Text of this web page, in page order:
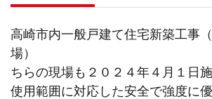
高崎市内一般戸建て住宅新築工事
場）
ちらの現場も２０２４年４月１日
使用範囲に対応した安全で強度に